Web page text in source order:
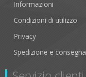
Informazioni
Condizioni di utilizzo
Privacy
Spedizione e consegna